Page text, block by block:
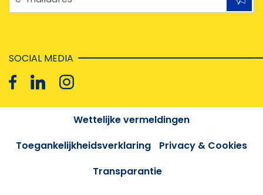
SOCIAL MEDIA
Wettelijke vermeldingen
Toegankelijkheidsverklaring
Privacy & Cookies
Transparantie